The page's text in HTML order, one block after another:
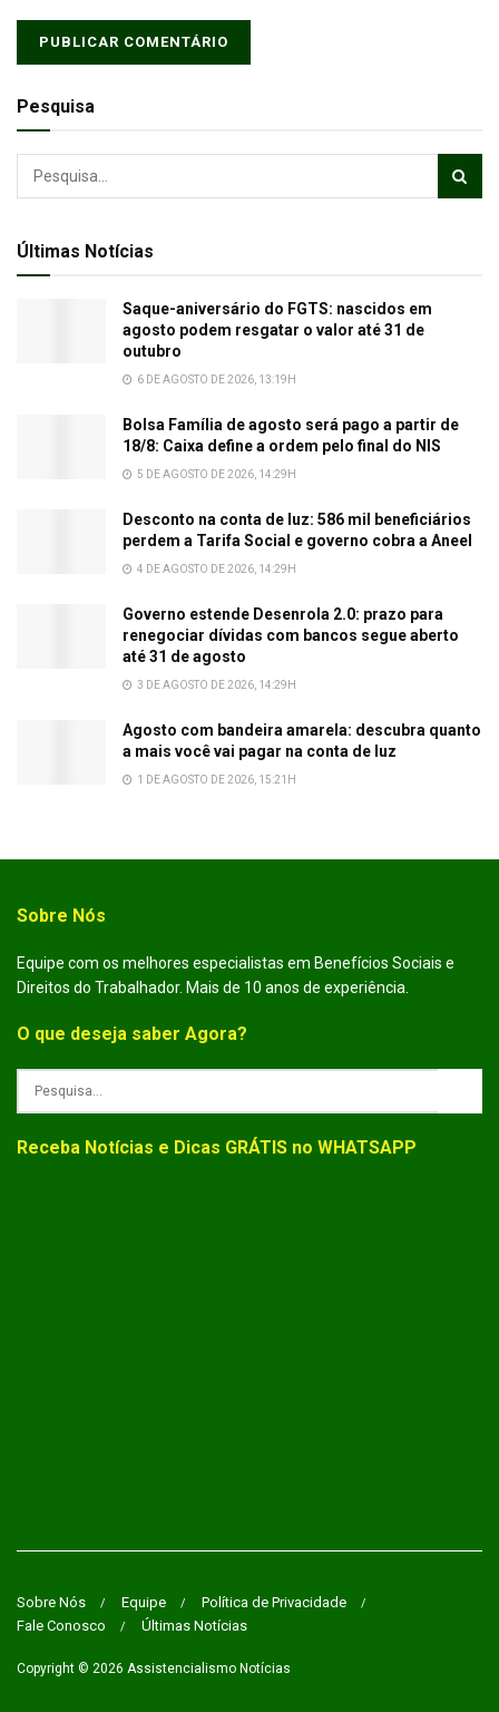
Pesquisa
Últimas Notícias
Saque-aniversário do FGTS: nascidos em
agosto podem resgatar o valor até 31 de
outubro
6 DE AGOSTO DE 2026, 13:19H
Bolsa Família de agosto será pago a partir de
18/8: Caixa define a ordem pelo final do NIS
5 DE AGOSTO DE 2026, 14:29H
Desconto na conta de luz: 586 mil beneficiários
perdem a Tarifa Social e governo cobra a Aneel
4 DE AGOSTO DE 2026, 14:29H
Governo estende Desenrola 2.0: prazo para
renegociar dívidas com bancos segue aberto
até 31 de agosto
3 DE AGOSTO DE 2026, 14:29H
Agosto com bandeira amarela: descubra quanto
a mais você vai pagar na conta de luz
1 DE AGOSTO DE 2026, 15:21H
Sobre Nós
Equipe com os melhores especialistas em Benefícios Sociais e
Direitos do Trabalhador. Mais de 10 anos de experiência.
O que deseja saber Agora?
Receba Notícias e Dicas GRÁTIS no WHATSAPP
Sobre Nós Equipe
Política de Privacidade
Fale Conosco
Últimas Notícias
Copyright © 2026 Assistencialismo Notícias